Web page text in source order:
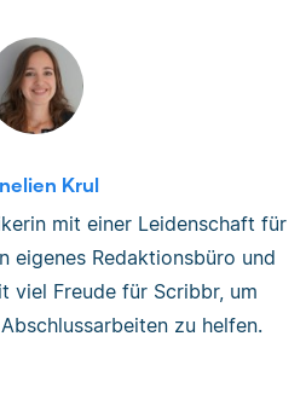
Krul
mit einer Leidenschaft für
eigenes Redaktionsbüro und
viel Freude für Scribbr, um
zu helfen.